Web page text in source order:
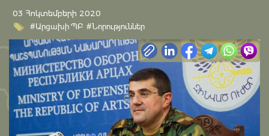
03 Հոկտեմբերի 2020
#Արցախի ՊԲ #Նորություններ